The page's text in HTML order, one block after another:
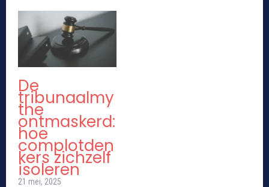
De
tribunaalmy
the
ontmaskerd:
hoe
complotden
kers zichzelf
isoleren
21 mei, 2025